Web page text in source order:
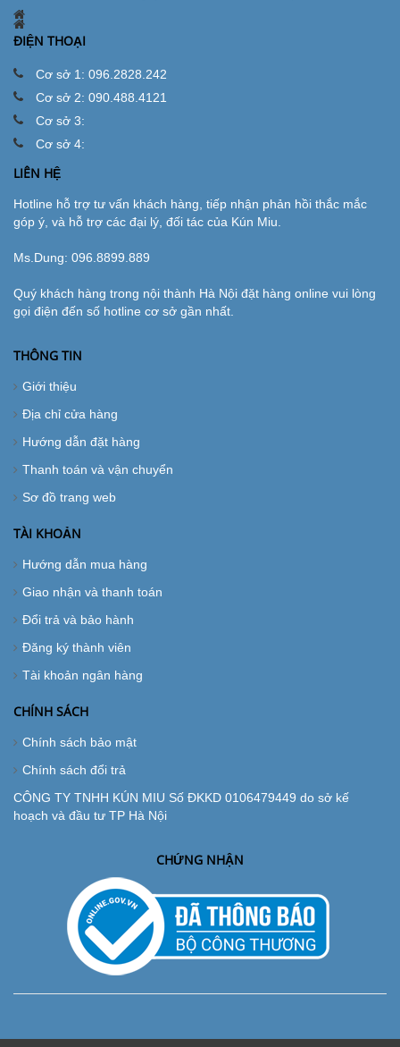
ĐIỆN THOẠI
Cơ sở 1: 096.2828.242
Cơ sở 2: 090.488.4121
Cơ sở 3:
Cơ sở 4:
LIÊN HỆ
Hotline hỗ trợ tư vấn khách hàng, tiếp nhận phản hồi thắc mắc
góp ý, và hỗ trợ các đại lý, đối tác của Kún Miu.
Ms.Dung: 096.8899.889
Quý khách hàng trong nội thành Hà Nội đặt hàng online vui lòng
gọi điện đến số hotline cơ sở gần nhất.
THÔNG TIN
Giới thiệu
Địa chỉ cửa hàng
Hướng dẫn đặt hàng
Thanh toán và vận chuyển
Sơ đồ trang web
TÀI KHOẢN
Hướng dẫn mua hàng
Giao nhận và thanh toán
Đổi trả và bảo hành
Đăng ký thành viên
Tài khoản ngân hàng
CHÍNH SÁCH
Chính sách bảo mật
Chính sách đổi trả
CÔNG TY TNHH KÚN MIU Số ĐKKD 0106479449 do sở kế
hoạch và đầu tư TP Hà Nội
CHỨNG NHẬN